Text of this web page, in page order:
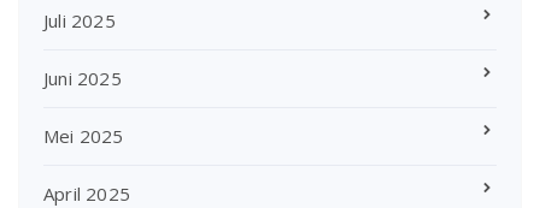
Juli 2025
Juni 2025
Mei 2025
April 2025